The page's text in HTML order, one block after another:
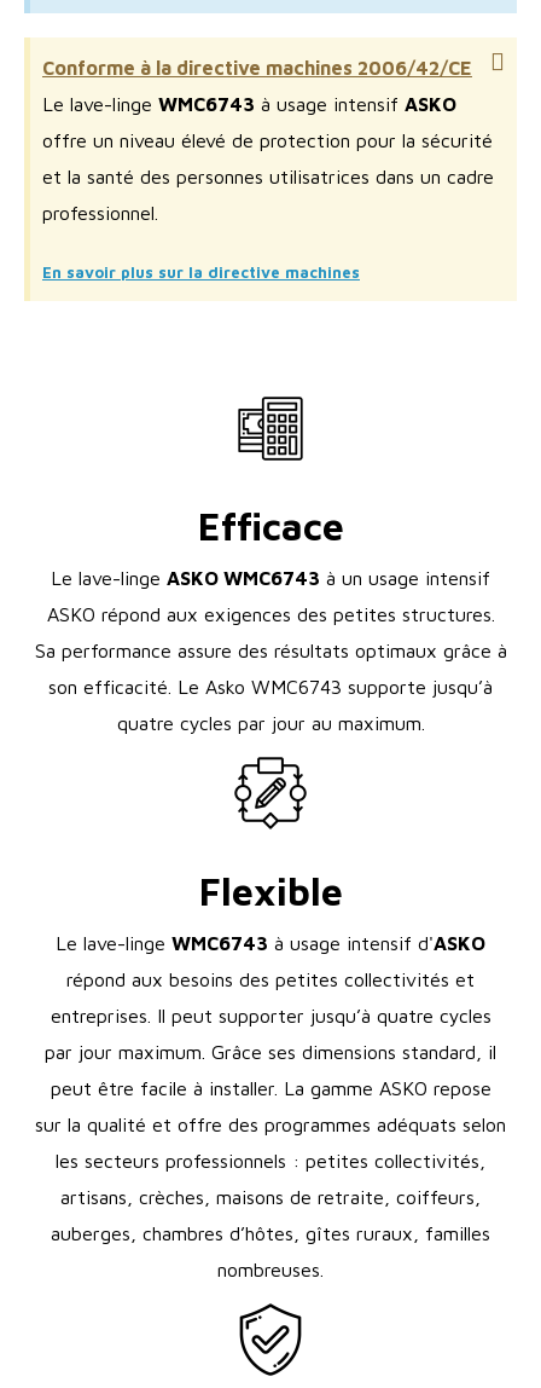
Conforme à la directive machines 2006/42/CE
Le lave-linge WMC6743 à usage intensif ASKO
offre un niveau élevé de protection pour la sécurité
et la santé des personnes utilisatrices dans un cadre
professionnel.
En savoir plus sur la directive machines
Efficace
Le lave-linge ASKO WMC6743 à un usage intensif
ASKO répond aux exigences des petites structures.
Sa performance assure des résultats optimaux grâce à
son efficacité. Le Asko WMC6743 supporte jusqu’à
quatre cycles par jour au maximum.
Flexible
Le lave-linge WMC6743 à usage intensif d'ASKO
répond aux besoins des petites collectivités et
entreprises. Il peut supporter jusqu’à quatre cycles
par jour maximum. Grâce ses dimensions standard, il
peut être facile à installer. La gamme ASKO repose
sur la qualité et offre des programmes adéquats selon
les secteurs professionnels : petites collectivités,
artisans, crèches, maisons de retraite, coiffeurs,
auberges, chambres d’hôtes, gîtes ruraux, familles
nombreuses.